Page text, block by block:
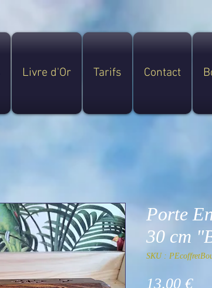
Livre d'Or Tarifs Contact
Porte
30 cm
SKU :
13,00 €Prix